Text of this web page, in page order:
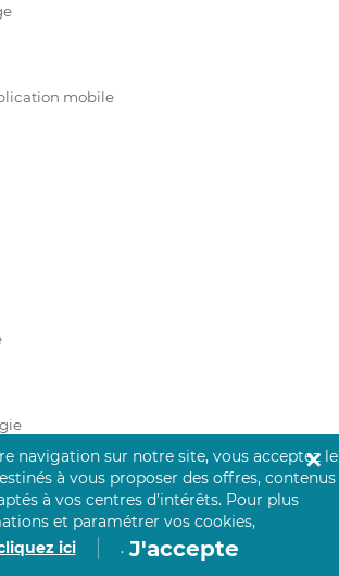
mobile
navigation sur notre site, vous acceptez le
à vous proposer des offres, contenus
à vos centres d’intérêts. Pour plus
et paramétrer vos cookies,
ici
. J'accepte
✕